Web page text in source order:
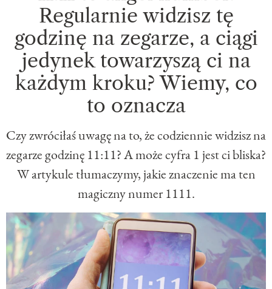
Regularnie widzisz tę
godzinę na zegarze, a ciągi
jedynek towarzyszą ci na
każdym kroku? Wiemy, co
to oznacza
Czy zwróciłaś uwagę na to, że codziennie widzisz na
zegarze godzinę 11:11? A może cyfra 1 jest ci bliska?
W artykule tłumaczymy, jakie znaczenie ma ten
magiczny numer 1111.